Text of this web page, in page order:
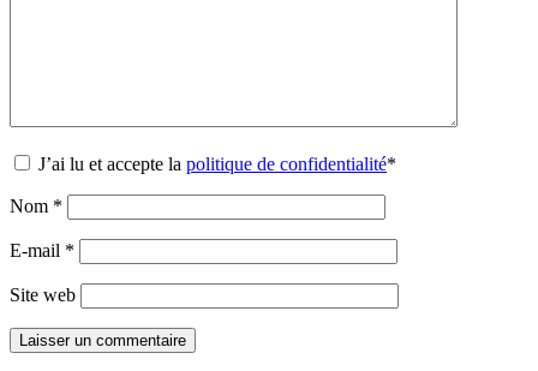
J’ai lu et accepte la politique de confidentialité*
Nom *
E-mail *
Site web